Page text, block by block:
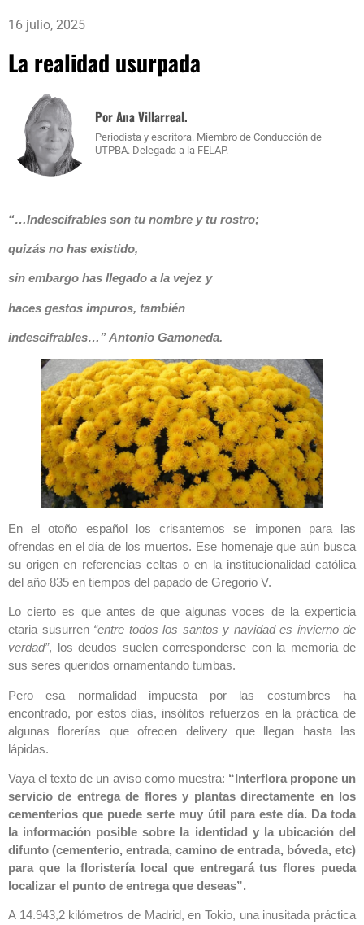
16 julio, 2025
La realidad usurpada
Por Ana Villarreal.
Periodista y escritora. Miembro de Conducción de
UTPBA. Delegada a la FELAP.
“…Indescifrables son tu nombre y tu rostro;
quizás no has existido,
sin embargo has llegado a la vejez y
haces gestos impuros, también
indescifrables…” Antonio Gamoneda.
En el otoño español los crisantemos se imponen para las
ofrendas en el día de los muertos. Ese homenaje que aún busca
su origen en referencias celtas o en la institucionalidad católica
del año 835 en tiempos del papado de Gregorio V.
Lo cierto es que antes de que algunas voces de la experticia
etaria susurren “entre todos los santos y navidad es invierno de
verdad”, los deudos suelen corresponderse con la memoria de
sus seres queridos ornamentando tumbas.
Pero esa normalidad impuesta por las costumbres ha
encontrado, por estos días, insólitos refuerzos en la práctica de
algunas florerías que ofrecen delivery que llegan hasta las
lápidas.
Vaya el texto de un aviso como muestra: “Interflora propone un
servicio de entrega de flores y plantas directamente en los
cementerios que puede serte muy útil para este día. Da toda
la información posible sobre la identidad y la ubicación del
difunto (cementerio, entrada, camino de entrada, bóveda, etc)
para que la floristería local que entregará tus flores pueda
localizar el punto de entrega que deseas”.
A 14.943,2 kilómetros de Madrid, en Tokio, una inusitada práctica